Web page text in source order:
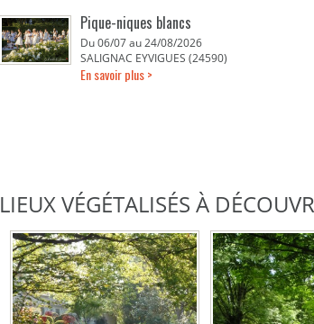
Pique-niques blancs
Du 06/07 au 24/08/2026
SALIGNAC EYVIGUES (24590)
En savoir plus >
LIEUX VÉGÉTALISÉS À